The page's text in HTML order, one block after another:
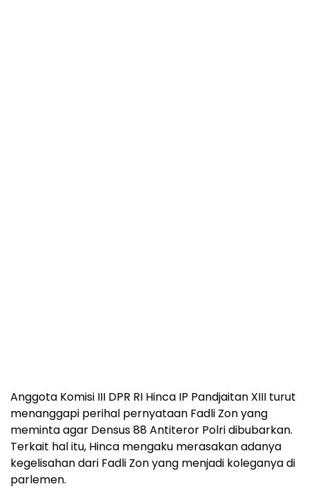
Anggota Komisi III DPR RI Hinca IP Pandjaitan XIII turut
menanggapi perihal pernyataan Fadli Zon yang
meminta agar Densus 88 Antiteror Polri dibubarkan.
Terkait hal itu, Hinca mengaku merasakan adanya
kegelisahan dari Fadli Zon yang menjadi koleganya di
parlemen.